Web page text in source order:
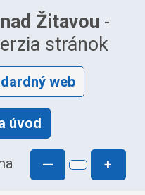
Žitavou -
stránok
web
úvod
— +